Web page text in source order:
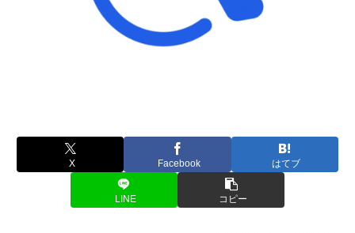
X Facebook はてブ
LINE コピー